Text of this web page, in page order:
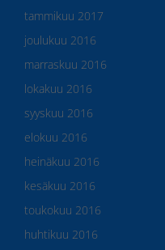
tammikuu 2017
joulukuu 2016
marraskuu 2016
lokakuu 2016
syyskuu 2016
elokuu 2016
heinäkuu 2016
kesäkuu 2016
toukokuu 2016
huhtikuu 2016